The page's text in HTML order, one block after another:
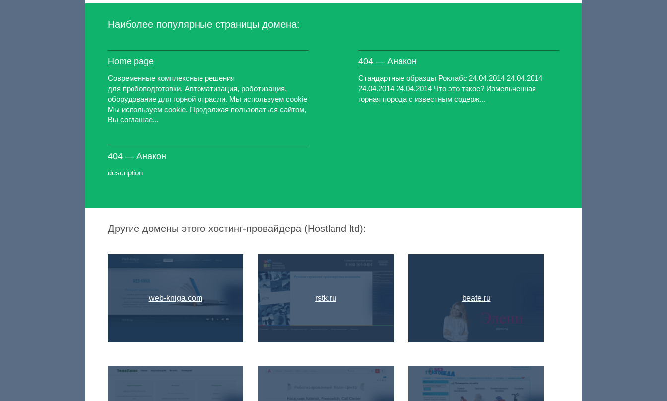
Наиболее популярные страницы домена:
Home page
Современные комплексные решения
для пробоподготовки. Автоматизация, роботизация,
оборудование для горной отрасли. Мы используем cookie
Мы используем cookie. Продолжая пользоваться сайтом,
Вы соглашае...
404 — Анакон
description
404 — Анакон
Стандартные образцы Роклабс 24.04.2014 24.04.2014
24.04.2014 24.04.2014 Что это такое? Измельченная
горная порода с известным содерж...
Другие домены этого хостинг-провайдера (Hostland ltd):
web-kniga.com rstk.ru beate.ru